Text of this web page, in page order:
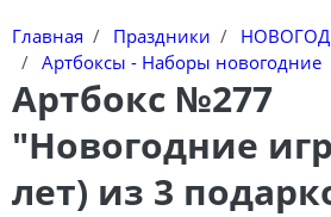
Главная Праздники
Артбоксы - Наборы новогодние
Артбокс №277
"Новогодние
лет) из 3